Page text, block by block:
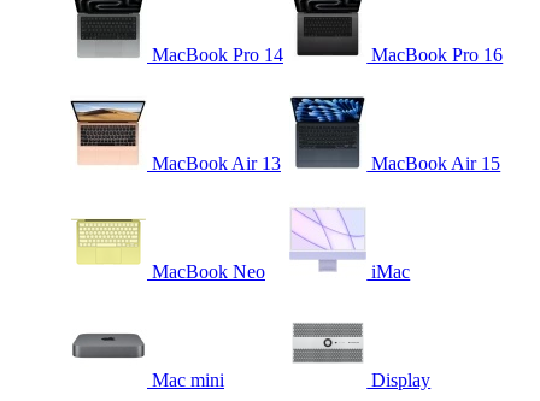
MacBook Pro 14 MacBook Pro 16
MacBook Air 13 MacBook Air 15
MacBook Neo iMac
Mac mini Display